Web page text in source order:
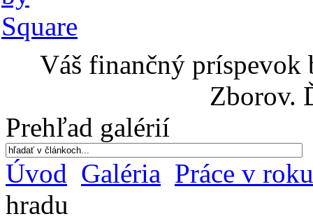
Váš finančný príspevok
Zborov.
Prehľad galérií
Úvod Galéria Práce v
hradu